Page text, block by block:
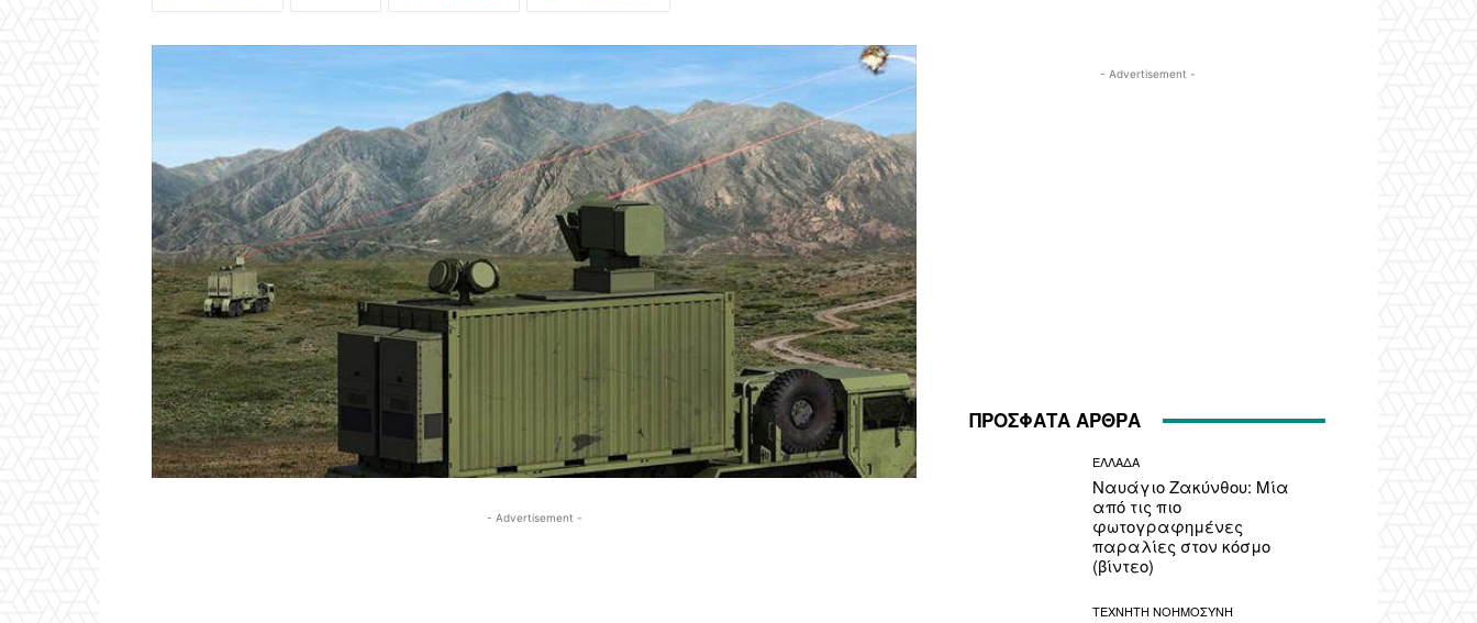
- Advertisement -
- Advertisement -
ΠΡΟΣΦΑΤΑ ΑΡΘΡΑ
ΕΛΛΑΔΑ
Ναυάγιο Ζακύνθου: Μία
από τις πιο
φωτογραφημένες
παραλίες στον κόσμο
(βίντεο)
ΤΕΧΝΗΤΗ ΝΟΗΜΟΣΥΝΗ